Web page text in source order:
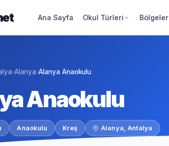
Ana Sayfa Okul Türleri Bölgeler
›Alanya›Alanya Anaokulu
Anaokulu
Anaokulu Kreş Alanya, Antalya